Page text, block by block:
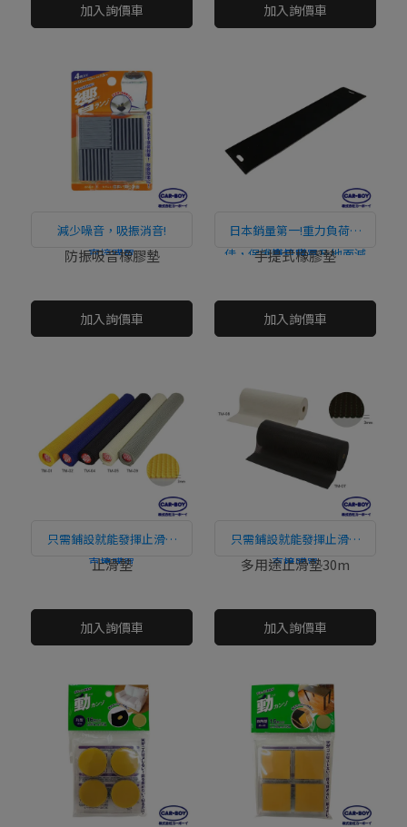
加入詢價車 加入詢價車
減少噪音，吸振消音!
直接購買
防振吸音橡膠墊
加入詢價車
日本銷量第一!重力負荷性
佳，保護機具貨品及地面減
直接購買
手提式橡膠墊
加入詢價車
只需鋪設就能發揮止滑效
果。
直接購買
止滑墊
加入詢價車
只需鋪設就能發揮止滑效
果。
直接購買
多用途止滑墊30m
加入詢價車